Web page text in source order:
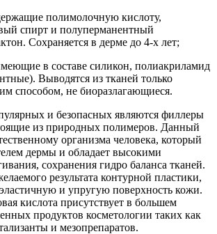
полимолочную кислоту,
спирт и полуперманентный
Сохраняется в дерме до 4-х лет;
в составе силикон, полиакриламид
Выводятся из тканей только
способом, не биоразлагающиеся.
и безопасных являются филлеры
из природных полимеров. Данный
организма человека, который
дермы и обладает высокими
сохранения гидро баланса тканей.
результата контурной пластики,
и упругую поверхность кожи.
кислота присутствует в большем
продуктов косметологии таких как
и мезопрепаратов.